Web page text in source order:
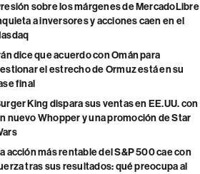
sobre los márgenes de MercadoLibre
a inversores y acciones caen en el
dice que acuerdo con Omán para
el estrecho de Ormuz está en su
final
King dispara sus ventas en EE.UU. con
nuevo Whopper y una promoción de Star
acción más rentable del S&P 500 cae con
tras sus resultados: qué preocupa al